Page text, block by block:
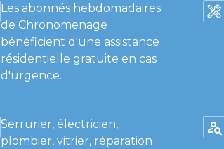
Les abonnés hebdomadaires
de Chronomenage
bénéficient d'une assistance
résidentielle gratuite en cas
d'urgence.
Serrurier, électricien,
plombier, vitrier, réparation